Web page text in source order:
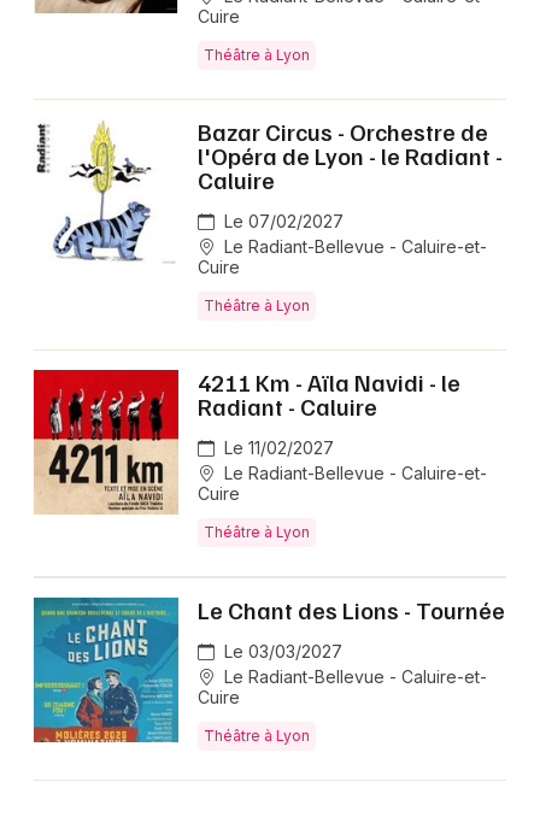
Cuire
Théâtre à Lyon
Bazar Circus - Orchestre de
l'Opéra de Lyon - le Radiant -
Caluire
Le 07/02/2027
Le Radiant-Bellevue - Caluire-et-
Cuire
Théâtre à Lyon
4211 Km - Aïla Navidi - le
Radiant - Caluire
Le 11/02/2027
Le Radiant-Bellevue - Caluire-et-
Cuire
Théâtre à Lyon
Le Chant des Lions - Tournée
Le 03/03/2027
Le Radiant-Bellevue - Caluire-et-
Cuire
Théâtre à Lyon